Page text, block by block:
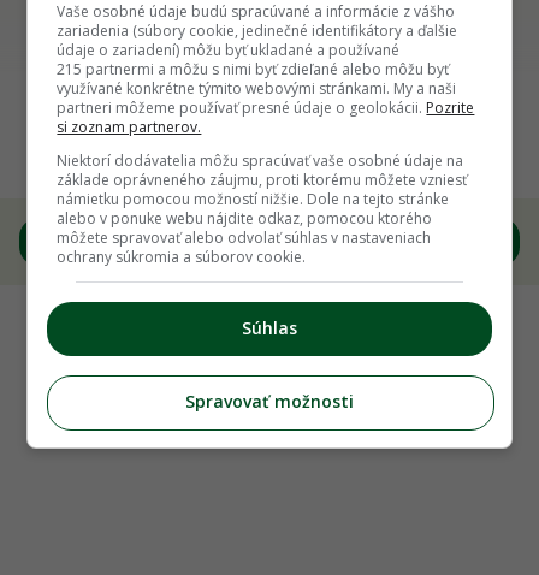
Zdroj: Národný Trust n.o.
Späť na článok
Blíži sa Víkend otvorených parkov a záhrad.
Prečo by ho nemali vynechať ani záhradkári?
6/12
Vaše osobné údaje budú spracúvané a informácie z vášho
zariadenia (súbory cookie, jedinečné identifikátory a ďalšie
údaje o zariadení) môžu byť ukladané a používané
215 partnermi a môžu s nimi byť zdieľané alebo môžu byť
využívané konkrétne týmito webovými stránkami. My a naši
partneri môžeme používať presné údaje o geolokácii. Pozrite
si zoznam partnerov.
Niektorí dodávatelia môžu spracúvať vaše osobné údaje na
základe oprávneného záujmu, proti ktorému môžete vzniesť
námietku pomocou možností nižšie. Dole na tejto stránke
alebo v ponuke webu nájdite odkaz, pomocou ktorého
môžete spravovať alebo odvolať súhlas v nastaveniach
ochrany súkromia a súborov cookie.
Súhlas
Spravovať možnosti